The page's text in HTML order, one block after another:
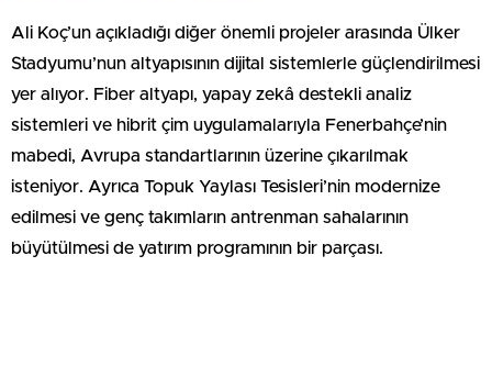
Ali Koç’un açıkladığı diğer önemli projeler arasında Ülker
Stadyumu’nun altyapısının dijital sistemlerle güçlendirilmesi
yer alıyor. Fiber altyapı, yapay zekâ destekli analiz
sistemleri ve hibrit çim uygulamalarıyla Fenerbahçe’nin
mabedi, Avrupa standartlarının üzerine çıkarılmak
isteniyor. Ayrıca Topuk Yaylası Tesisleri’nin modernize
edilmesi ve genç takımların antrenman sahalarının
büyütülmesi de yatırım programının bir parçası.